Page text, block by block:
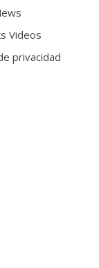
Videos
privacidad